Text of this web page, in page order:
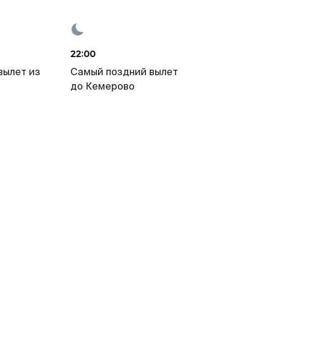
из
22:00
Самый поздний вылет
до Кемерово